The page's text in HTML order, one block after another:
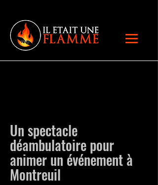
Un spectacle
déambulatoire pour
animer un événement à
Montreuil